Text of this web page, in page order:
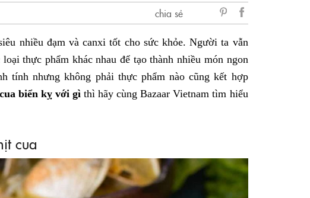
chia sẻ
Facebook
nhiều đạm và canxi tốt cho sức khỏe. Người ta vẫn
thực phẩm khác nhau để tạo thành nhiều món ngon
tính nhưng không phải thực phẩm nào cũng kết hợp
biển kỵ với gìthì hãy cùng Bazaar Vietnam tìm hiểu
cua